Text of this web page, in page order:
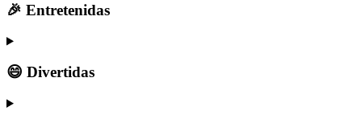
🎉 Entretenidas
😄 Divertidas